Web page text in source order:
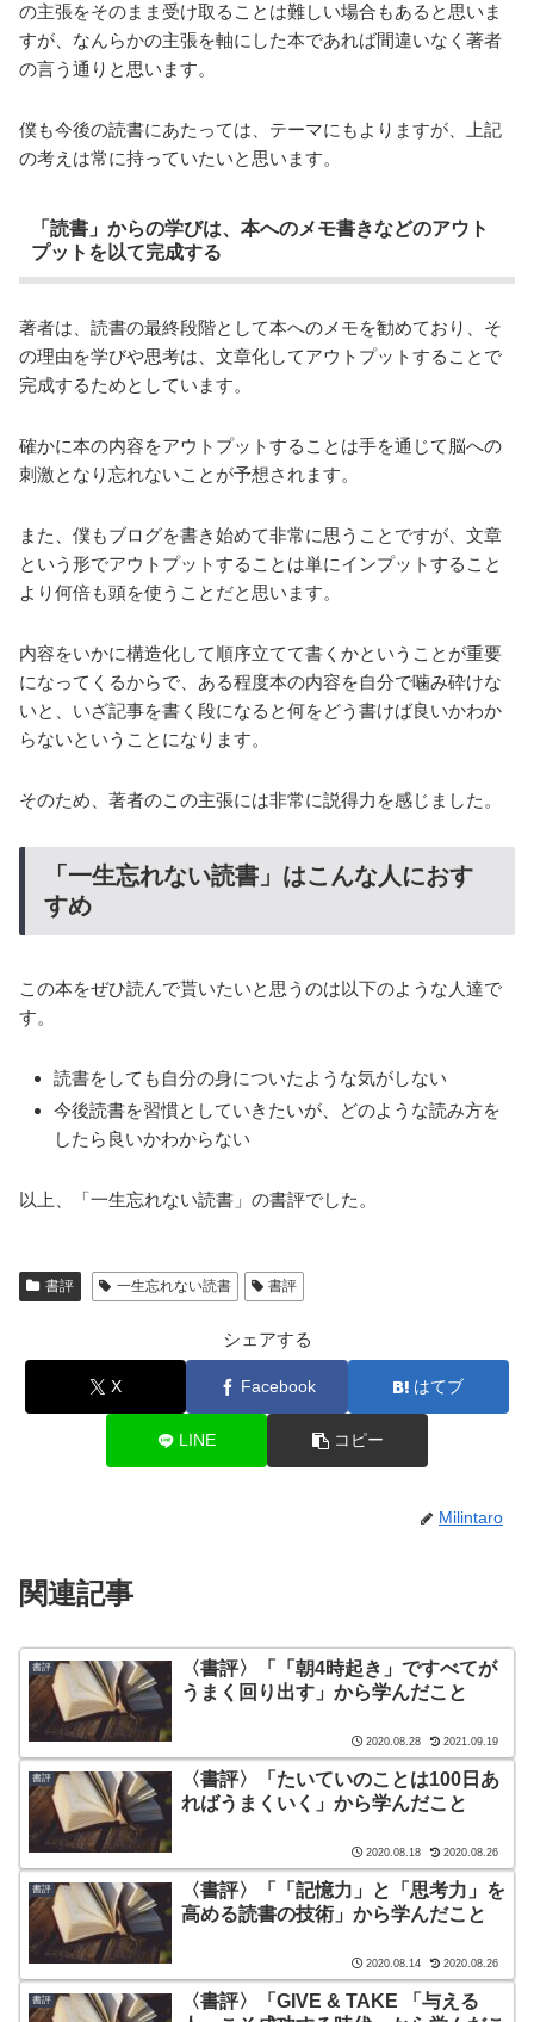
の主張をそのまま受け取ることは難しい場合もあると思いま
すが、なんらかの主張を軸にした本であれば間違いなく著者
の言う通りと思います。
僕も今後の読書にあたっては、テーマにもよりますが、上記
の考えは常に持っていたいと思います。
「読書」からの学びは、本へのメモ書きなどのアウト
プットを以て完成する
著者は、読書の最終段階として本へのメモを勧めており、そ
の理由を学びや思考は、文章化してアウトプットすることで
完成するためとしています。
確かに本の内容をアウトプットすることは手を通じて脳への
刺激となり忘れないことが予想されます。
また、僕もブログを書き始めて非常に思うことですが、文章
という形でアウトプットすることは単にインプットすること
より何倍も頭を使うことだと思います。
内容をいかに構造化して順序立てて書くかということが重要
になってくるからで、ある程度本の内容を自分で噛み砕けな
いと、いざ記事を書く段になると何をどう書けば良いかわか
らないということになります。
そのため、著者のこの主張には非常に説得力を感じました。
「一生忘れない読書」はこんな人におす
すめ
この本をぜひ読んで貰いたいと思うのは以下のような人達で
す。
読書をしても自分の身についたような気がしない
今後読書を習慣としていきたいが、どのような読み方を
したら良いかわからない
以上、「一生忘れない読書」の書評でした。
書評 一生忘れない読書 書評
シェアする
X Facebook はてブ
LINE コピー
Milintaro
関連記事
書評
〈書評〉「「朝4時起き」ですべてが
うまく回り出す」から学んだこと
2020.08.28 2021.09.19
書評
〈書評〉「たいていのことは100日あ
ればうまくいく」から学んだこと
2020.08.18 2020.08.26
書評
〈書評〉「「記憶力」と「思考力」を
高める読書の技術」から学んだこと
2020.08.14 2020.08.26
書評
〈書評〉「GIVE & TAKE 「与える